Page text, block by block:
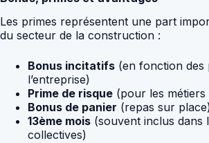
Les primes représentent une part
du secteur de la construction :
Bonus incitatifs (en fonction des
l’entreprise)
Prime de risque (pour les métiers
Bonus de panier (repas sur
13ème mois (souvent inclus dans
collectives)